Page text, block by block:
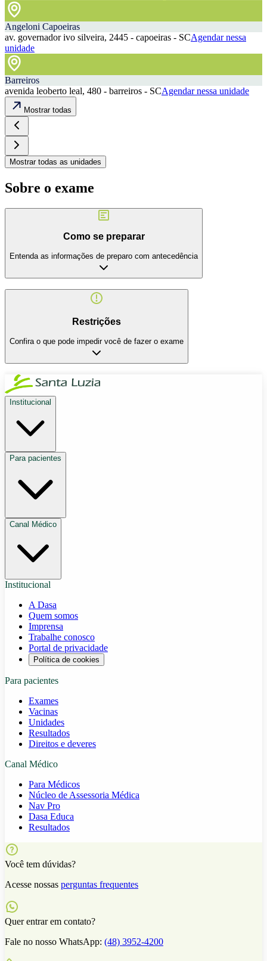
Angeloni Capoeiras
av. governador ivo silveira, 2445 - capoeiras - SCAgendar nessa
unidade
Barreiros
avenida leoberto leal, 480 - barreiros - SCAgendar nessa unidade
Mostrar todas
Mostrar todas as unidades
Sobre o exame
Como se preparar
Entenda as informações de preparo com antecedência
Restrições
Confira o que pode impedir você de fazer o exame
Institucional
Para pacientes
Canal Médico
Institucional
A Dasa
Quem somos
Imprensa
Trabalhe conosco
Portal de privacidade
Política de cookies
Para pacientes
Exames
Vacinas
Unidades
Resultados
Direitos e deveres
Canal Médico
Para Médicos
Núcleo de Assessoria Médica
Nav Pro
Dasa Educa
Resultados
Você tem dúvidas?
Acesse nossas perguntas frequentes
Quer entrar em contato?
Fale no nosso WhatsApp: (48) 3952-4200